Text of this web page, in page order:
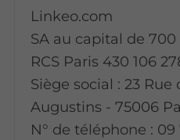
Linkeo.com
SA au capital de
RCS Paris 430 106
Siège social : 23 Rue
Augustins - 75006
N° de téléphone : 09